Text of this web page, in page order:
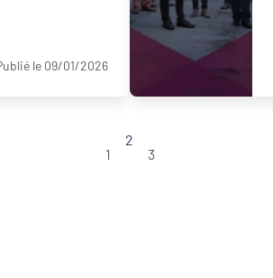
le 09/01/2026
1
2
3